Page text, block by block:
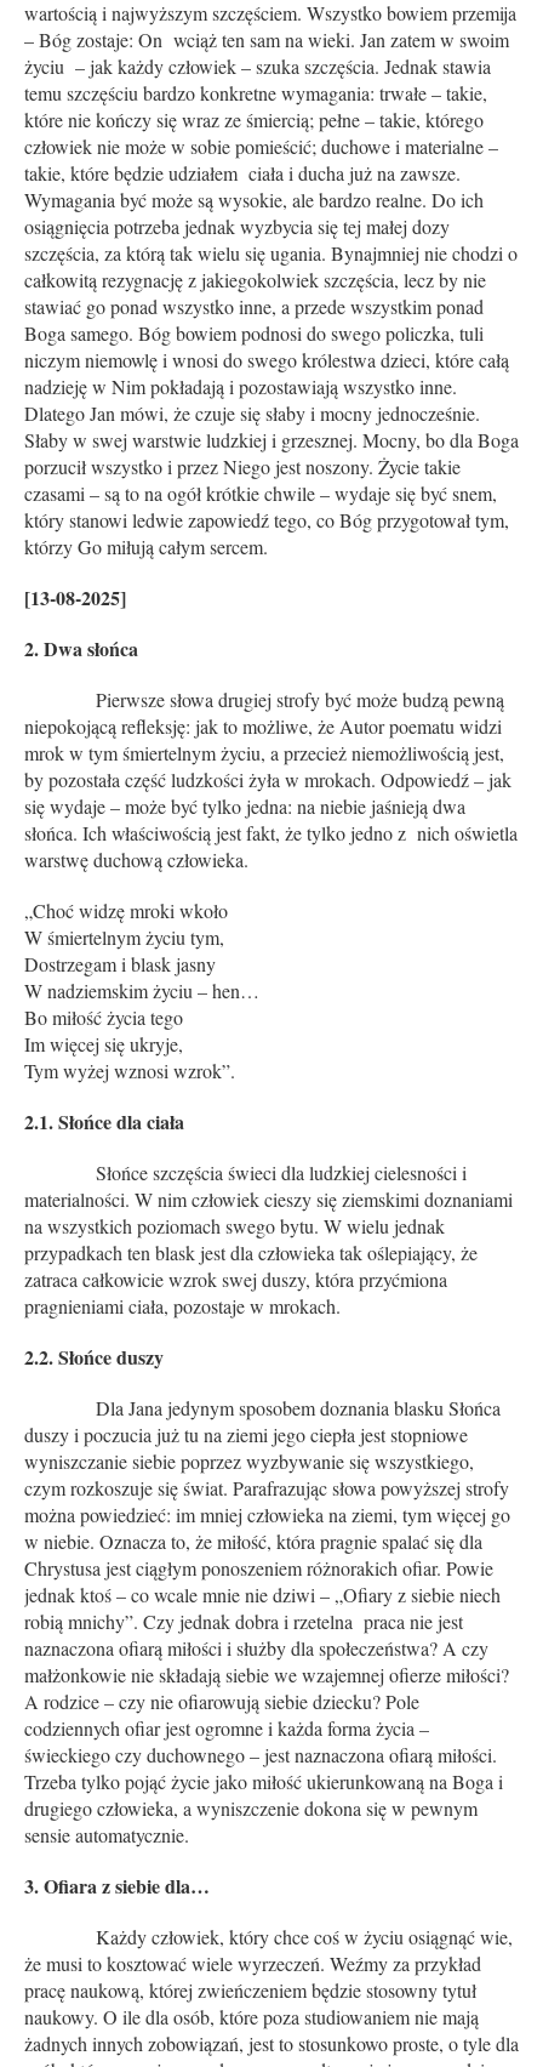
wartością i najwyższym szczęściem. Wszystko bowiem przemija
– Bóg zostaje: On wciąż ten sam na wieki. Jan zatem w swoim
życiu – jak każdy człowiek – szuka szczęścia. Jednak stawia
temu szczęściu bardzo konkretne wymagania: trwałe – takie,
które nie kończy się wraz ze śmiercią; pełne – takie, którego
człowiek nie może w sobie pomieścić; duchowe i materialne –
takie, które będzie udziałem ciała i ducha już na zawsze.
Wymagania być może są wysokie, ale bardzo realne. Do ich
osiągnięcia potrzeba jednak wyzbycia się tej małej dozy
szczęścia, za którą tak wielu się ugania. Bynajmniej nie chodzi o
całkowitą rezygnację z jakiegokolwiek szczęścia, lecz by nie
stawiać go ponad wszystko inne, a przede wszystkim ponad
Boga samego. Bóg bowiem podnosi do swego policzka, tuli
niczym niemowlę i wnosi do swego królestwa dzieci, które całą
nadzieję w Nim pokładają i pozostawiają wszystko inne.
Dlatego Jan mówi, że czuje się słaby i mocny jednocześnie.
Słaby w swej warstwie ludzkiej i grzesznej. Mocny, bo dla Boga
porzucił wszystko i przez Niego jest noszony. Życie takie
czasami – są to na ogół krótkie chwile – wydaje się być snem,
który stanowi ledwie zapowiedź tego, co Bóg przygotował tym,
którzy Go miłują całym sercem.
[13-08-2025]
2. Dwa słońca
Pierwsze słowa drugiej strofy być może budzą pewną
niepokojącą refleksję: jak to możliwe, że Autor poematu widzi
mrok w tym śmiertelnym życiu, a przecież niemożliwością jest,
by pozostała część ludzkości żyła w mrokach. Odpowiedź – jak
się wydaje – może być tylko jedna: na niebie jaśnieją dwa
słońca. Ich właściwością jest fakt, że tylko jedno z nich oświetla
warstwę duchową człowieka.
„Choć widzę mroki wkoło
W śmiertelnym życiu tym,
Dostrzegam i blask jasny
W nadziemskim życiu – hen…
Bo miłość życia tego
Im więcej się ukryje,
Tym wyżej wznosi wzrok”.
2.1. Słońce dla ciała
Słońce szczęścia świeci dla ludzkiej cielesności i
materialności. W nim człowiek cieszy się ziemskimi doznaniami
na wszystkich poziomach swego bytu. W wielu jednak
przypadkach ten blask jest dla człowieka tak oślepiający, że
zatraca całkowicie wzrok swej duszy, która przyćmiona
pragnieniami ciała, pozostaje w mrokach.
2.2. Słońce duszy
Dla Jana jedynym sposobem doznania blasku Słońca
duszy i poczucia już tu na ziemi jego ciepła jest stopniowe
wyniszczanie siebie poprzez wyzbywanie się wszystkiego,
czym rozkoszuje się świat. Parafrazując słowa powyższej strofy
można powiedzieć: im mniej człowieka na ziemi, tym więcej go
w niebie. Oznacza to, że miłość, która pragnie spalać się dla
Chrystusa jest ciągłym ponoszeniem różnorakich ofiar. Powie
jednak ktoś – co wcale mnie nie dziwi – „Ofiary z siebie niech
robią mnichy”. Czy jednak dobra i rzetelna praca nie jest
naznaczona ofiarą miłości i służby dla społeczeństwa? A czy
małżonkowie nie składają siebie we wzajemnej ofierze miłości?
A rodzice – czy nie ofiarowują siebie dziecku? Pole
codziennych ofiar jest ogromne i każda forma życia –
świeckiego czy duchownego – jest naznaczona ofiarą miłości.
Trzeba tylko pojąć życie jako miłość ukierunkowaną na Boga i
drugiego człowieka, a wyniszczenie dokona się w pewnym
sensie automatycznie.
3. Ofiara z siebie dla…
Każdy człowiek, który chce coś w życiu osiągnąć wie,
że musi to kosztować wiele wyrzeczeń. Weźmy za przykład
pracę naukową, której zwieńczeniem będzie stosowny tytuł
naukowy. O ile dla osób, które poza studiowaniem nie mają
żadnych innych zobowiązań, jest to stosunkowo proste, o tyle dla